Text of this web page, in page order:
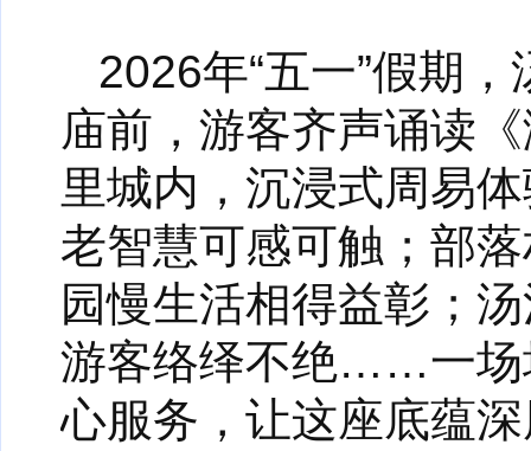
2026年“五一”假期
庙前，游客齐声诵读
里城内，沉浸式周易
老智慧可感可触；部
园慢生活相得益彰；
游客络绎不绝……一场
心服务，让这座底蕴